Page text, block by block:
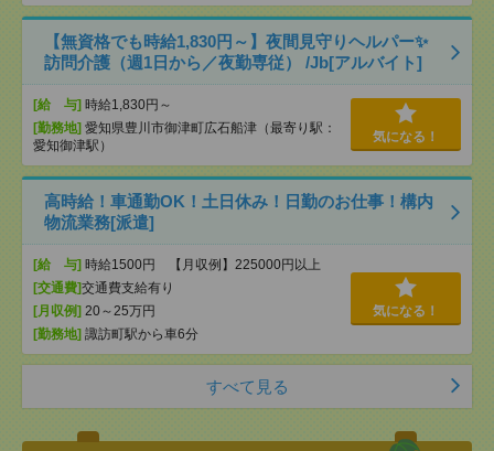
【無資格でも時給1,830円～】夜間見守りヘルパー✨
訪問介護（週1日から／夜勤専従） /Jb[アルバイト]
[給 与] 時給1,830円～
[勤務地] 愛知県豊川市御津町広石船津（最寄り駅：
愛知御津駅）
気になる！
高時給！車通勤OK！土日休み！日勤のお仕事！構内
物流業務[派遣]
[給 与] 時給1500円 【月収例】225000円以上
[交通費]交通費支給有り
[月収例] 20～25万円
[勤務地] 諏訪町駅から車6分
気になる！
すべて見る